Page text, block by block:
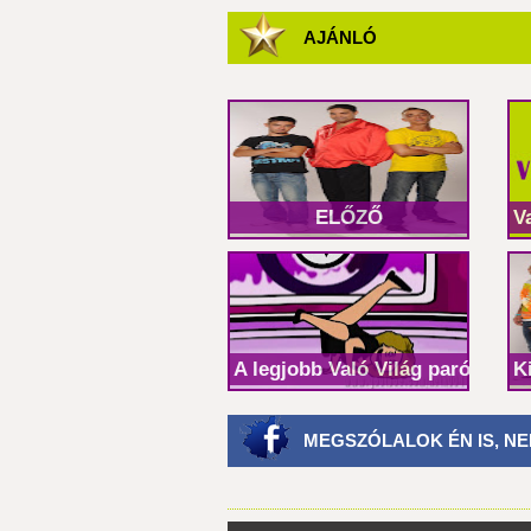
AJÁNLÓ
ELŐZŐ
A legjobb Való Világ paródiák!
MEGSZÓLALOK ÉN IS,